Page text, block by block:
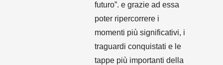
futuro”. e grazie ad essa
poter ripercorrere i
momenti più significativi, i
traguardi conquistati e le
tappe più importanti della